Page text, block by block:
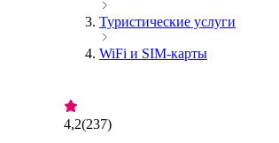
Туристические услуги
WiFi и SIM-карты
4,2(237)